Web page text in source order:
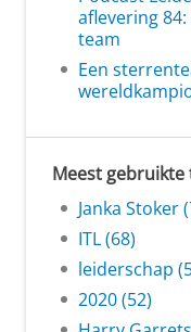
aflevering
team
Een
Meest gebruikte
Janka Stoker
ITL (68)
leiderschap
2020 (52)